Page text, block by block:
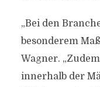
„Bei den
besonderem
Wagner.
innerhalb der